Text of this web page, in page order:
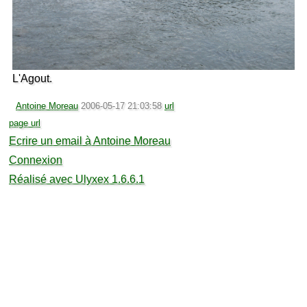
L'Agout.
Antoine Moreau 2006-05-17 21:03:58 url
page url
Ecrire un email à Antoine Moreau
Connexion
Réalisé avec Ulyxex 1.6.6.1